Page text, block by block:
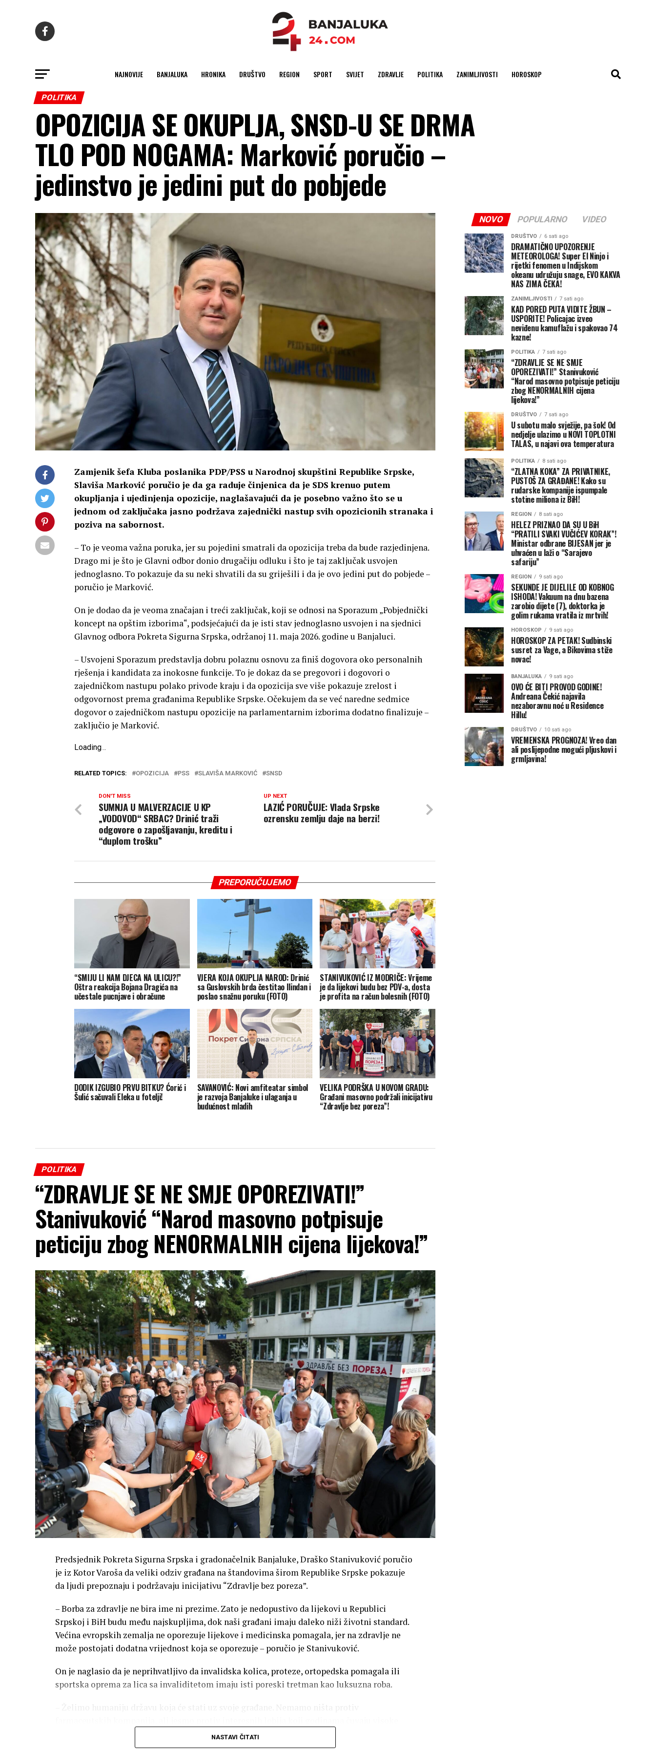
NAJNOVIJE BANJALUKA HRONIKA DRUŠTVO REGION SPORT SVIJET ZDRAVLJE POLITIKA ZANIMLJIVOSTI HOROSKOP
POLITIKA
OPOZICIJA SE OKUPLJA, SNSD-U SE DRMA
TLO POD NOGAMA: Marković poručio –
jedinstvo je jedini put do pobjede
Zamjenik šefa Kluba poslanika PDP/PSS u Narodnoj skupštini Republike Srpske,
Slaviša Marković poručio je da ga raduje činjenica da je SDS krenuo putem
okupljanja i ujedinjenja opozicije, naglašavajući da je posebno važno što se u
jednom od zaključaka jasno podržava zajednički nastup svih opozicionih stranaka i
poziva na sabornost.
– To je veoma važna poruka, jer su pojedini smatrali da opozicija treba da bude razjedinjena.
Drago mi je što je Glavni odbor donio drugačiju odluku i što je taj zaključak usvojen
jednoglasno. To pokazuje da su neki shvatili da su griješili i da je ovo jedini put do pobjede –
poručio je Marković.
On je dodao da je veoma značajan i treći zaključak, koji se odnosi na Sporazum „Pobjednički
koncept na opštim izborima“, podsjećajući da je isti stav jednoglasno usvojen i na sjednici
Glavnog odbora Pokreta Sigurna Srpska, održanoj 11. maja 2026. godine u Banjaluci.
– Usvojeni Sporazum predstavlja dobru polaznu osnovu za finiš dogovora oko personalnih
rješenja i kandidata za inokosne funkcije. To je dokaz da se pregovori i dogovori o
zajedničkom nastupu polako privode kraju i da opozicija sve više pokazuje zrelost i
odgovornost prema građanima Republike Srpske. Očekujem da se već naredne sedmice
dogovor o zajedničkom nastupu opozicije na parlamentarnim izborima dodatno finalizuje –
zaključio je Marković.
Loading...
RELATED TOPICS: OPOZICIJA PSS SLAVIŠA MARKOVIĆ SNSD
UP NEXT
LAZIĆ PORUČUJE: Vlada Srpske
ozrensku zemlju daje na berzi!
DON'T MISS
SUMNJA U MALVERZACIJE U KP
„VODOVOD“ SRBAC? Drinić traži
odgovore o zapošljavanju, kreditu i
“duplom trošku”
PREPORUČUJEMO
“SMIJU LI NAM DJECA NA ULICU?!”
Oštra reakcija Bojana Dragića na
učestale pucnjave i obračune
VJERA KOJA OKUPLJA NAROD: Drinić
sa Guslovskih brda čestitao Ilindan i
poslao snažnu poruku (FOTO)
STANIVUKOVIĆ IZ MODRIČE: Vrijeme
je da lijekovi budu bez PDV-a, dosta
je profita na račun bolesnih (FOTO)
DODIK IZGUBIO PRVU BITKU? Ćorić i
Šulić sačuvali Eleka u fotelji!
SAVANOVIĆ: Novi amfiteatar simbol
je razvoja Banjaluke i ulaganja u
budućnost mladih
VELIKA PODRŠKA U NOVOM GRADU:
Građani masovno podržali inicijativu
“Zdravlje bez poreza”!
POLITIKA
“ZDRAVLJE SE NE SMJE OPOREZIVATI!”
Stanivuković “Narod masovno potpisuje
peticiju zbog NENORMALNIH cijena lijekova!”
Predsjednik Pokreta Sigurna Srpska i gradonačelnik Banjaluke, Draško Stanivuković poručio
je iz Kotor Varoša da veliki odziv građana na štandovima širom Republike Srpske pokazuje
da ljudi prepoznaju i podržavaju inicijativu “Zdravlje bez poreza”.
– Borba za zdravlje ne bira ime ni prezime. Zato je nedopustivo da lijekovi u Republici
Srpskoj i BiH budu među najskupljima, dok naši građani imaju daleko niži životni standard.
Većina evropskih zemalja ne oporezuje lijekove i medicinska pomagala, jer na zdravlje ne
može postojati dodatna vrijednost koja se oporezuje – poručio je Stanivuković.
On je naglasio da je neprihvatljivo da invalidska kolica, proteze, ortopedska pomagala ili
sportska oprema za lica sa invaliditetom imaju isti poreski tretman kao luksuzna roba.
marže i poreze na teret pacijenata. Naš cilj je da ispravimo nepravdu i izgradimo sistem koji
će štititi ljude, a ne privilegovane interese – rekao je on.
NASTAVI ČITATI
NOVO POPULARNO VIDEO
DRUŠTVO 6 sati ago
DRAMATIČNO UPOZORENJE
METEOROLOGA! Super El Ninjo i
rijetki fenomen u Indijskom
okeanu udružuju snage, EVO KAKVA
NAS ZIMA ČEKA!
ZANIMLJIVOSTI 7 sati ago
KAD PORED PUTA VIDITE ŽBUN –
USPORITE! Policajac izveo
neviđenu kamuflažu i spakovao 74
kazne!
POLITIKA 7 sati ago
“ZDRAVLJE SE NE SMJE
OPOREZIVATI!” Stanivuković
“Narod masovno potpisuje peticiju
zbog NENORMALNIH cijena
lijekova!”
DRUŠTVO 7 sati ago
U subotu malo svježije, pa šok! Od
nedjelje ulazimo u NOVI TOPLOTNI
TALAS, u najavi ova temperatura
POLITIKA 8 sati ago
“ZLATNA KOKA” ZA PRIVATNIKE,
PUSTOŠ ZA GRAĐANE! Kako su
rudarske kompanije ispumpale
stotine miliona iz BiH!
REGION 8 sati ago
HELEZ PRIZNAO DA SU U BiH
“PRATILI SVAKI VUČIĆEV KORAK”!
Ministar odbrane BIJESAN jer je
uhvaćen u laži o “Sarajevo
safariju”
REGION 9 sati ago
SEKUNDE JE DIJELILE OD KOBNOG
ISHODA! Vakuum na dnu bazena
zarobio dijete (7), doktorka je
golim rukama vratila iz mrtvih!
HOROSKOP 9 sati ago
HOROSKOP ZA PETAK! Sudbinski
susret za Vage, a Bikovima stiže
novac!
BANJALUKA 9 sati ago
OVO ĆE BITI PROVOD GODINE!
Andreana Čekić najavila
nezaboravnu noć u Residence
Hillu!
DRUŠTVO 10 sati ago
VREMENSKA PROGNOZA! Vreo dan
ali poslijepodne mogući pljuskovi i
grmljavina!